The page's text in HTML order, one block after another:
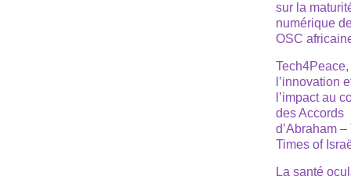
sur la
numérique
OSC
Tech4Peace,
l’innovation
l’impact au
des Accords
d’Abraham –
Times of
La santé